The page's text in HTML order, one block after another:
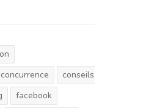
concurrence
conseils
facebook